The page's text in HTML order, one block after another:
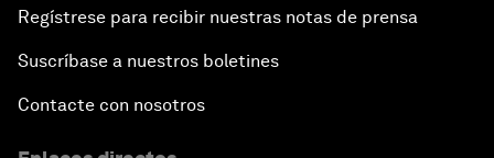
Regístrese para recibir nuestras notas de prensa
Suscríbase a nuestros boletines
Contacte con nosotros